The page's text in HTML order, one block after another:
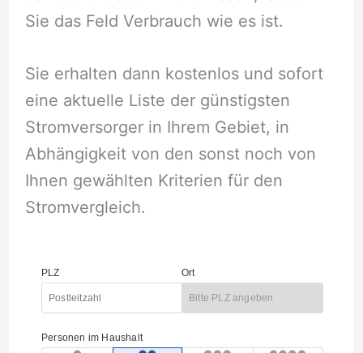
Sie das Feld Verbrauch wie es ist.
Sie erhalten dann kostenlos und sofort
eine aktuelle Liste der günstigsten
Stromversorger in Ihrem Gebiet, in
Abhängigkeit von den sonst noch von
Ihnen gewählten Kriterien für den
Stromvergleich.